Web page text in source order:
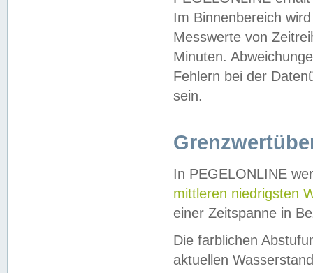
Im Binnenbereich
Messwerte von
Minuten.
Fehlern bei der
sein.
In PEGELONLINE
mittleren niedrigsten
einer Zeitspanne in
Die farblichen
aktuellen